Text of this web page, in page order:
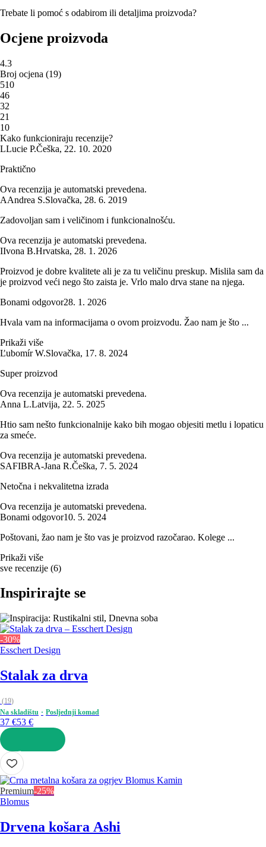
Trebate li pomoć s odabirom ili detaljima proizvoda?
Ocjene proizvoda
4.3
Broj ocjena (19)
510
46
32
21
10
Kako funkcioniraju recenzije?
LLucie P.Češka, 22. 10. 2020
Praktično
Ova recenzija je automatski prevedena.
AAndrea S.Slovačka, 28. 6. 2019
Zadovoljan sam i veličinom i funkcionalnošću.
Ova recenzija je automatski prevedena.
IIvona B.Hrvatska, 28. 1. 2026
Proizvod je dobre kvalitete ali je za tu veličinu preskup. Mislila sam da
je proizvod veći nego što zaista je. Vrlo malo drva stane na njega.
Bonami odgovor28. 1. 2026
Hvala vam na informacijama o ovom proizvodu. Žao nam je što ...
Prikaži više
Ľubomír W.Slovačka, 17. 8. 2024
Super proizvod
Ova recenzija je automatski prevedena.
Anna L.Latvija, 22. 5. 2025
Htio sam nešto funkcionalnije kako bih mogao objesiti metlu i lopaticu
za smeće.
Ova recenzija je automatski prevedena.
SAFIBRA-Jana R.Češka, 7. 5. 2024
Netočna i nekvalitetna izrada
Ova recenzija je automatski prevedena.
Bonami odgovor10. 5. 2024
Poštovani, žao nam je što vas je proizvod razočarao. Kolege ...
Prikaži više
sve recenzije (6)
Inspirirajte se
-30%
Esschert Design
Stalak za drva
(19)
Na skladištu
Posljednji komad
37 €53 €
U KOŠARICU
Premium-25%
Blomus
Drvena košara Ashi